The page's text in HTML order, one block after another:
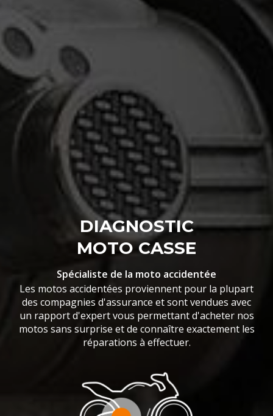
DIAGNOSTIC
MOTO CASSE
Spécialiste de la moto accidentée
Les motos accidentées proviennent pour la plupart
des compagnies d'assurance et sont vendues avec
un rapport d'expert vous permettant d'acheter nos
motos sans surprise et de connaître exactement les
réparations à effectuer.